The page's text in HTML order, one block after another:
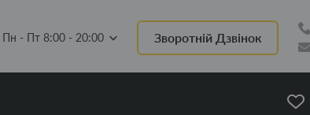
Пн - Пт 8:00 - 20:00 Зворотній Дзвінок